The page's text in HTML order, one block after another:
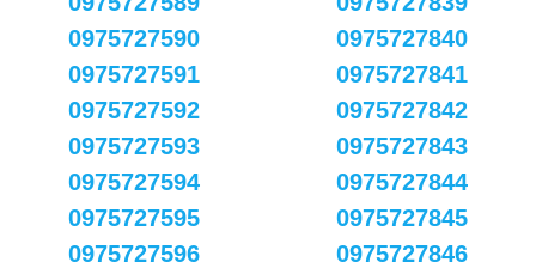
0975727590
0975727591
0975727592
0975727593
0975727594
0975727595
0975727596
0975727840
0975727841
0975727842
0975727843
0975727844
0975727845
0975727846